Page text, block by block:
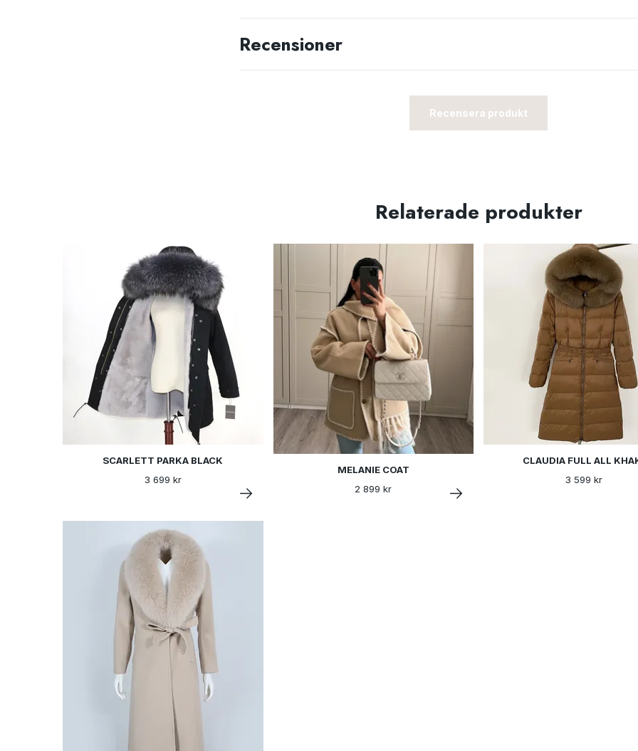
Recensioner
Recensera produkt
Relaterade produkter
SCARLETT PARKA BLACK
3 699 kr
MELANIE COAT
2 899 kr
CLAUDIA FULL ALL
3 599 kr